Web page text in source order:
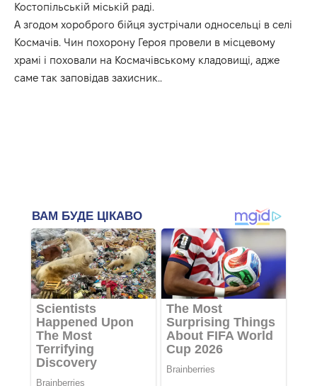
Костопільській міській раді.
А згодом хороброго бійця зустрічали односельці в селі
Космачів. Чин похорону Героя провели в місцевому
храмі і поховали на Космачівському кладовищі, адже
саме так заповідав захисник..